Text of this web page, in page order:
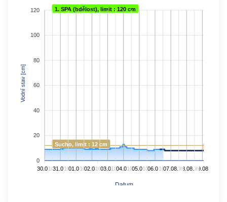
120
100
80
60
40
20
0
Vodní stav [cm]
Datum
Sucho, limit : 12 cm
1. SPA (bdělost), limit : 120 cm
30.07.10h31.07.10h01.08.10h02.08.10h03.08.10h04.08.10h05.08.10h06.08.10h 09.08.
10h
08.08.
10h
07.08.